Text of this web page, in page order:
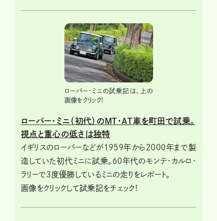
ローバー・ミニの試乗記は、上の
画像をクリック!
ローバー・ミニ（初代）のMT・AT車を町田で試乗。
視点と重心の低さは独特
イギリスのローバーなどが1959年から2000年まで製
造していた初代ミニに試乗。60年代のモンテ・カルロ・
ラリーで3度優勝しているミニの走りをレポート。
画像をクリックして試乗記をチェック!